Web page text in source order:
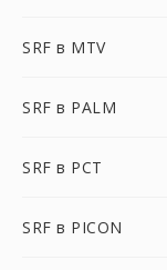
SRF в MTV
SRF в PALM
SRF в PCT
SRF в PICON